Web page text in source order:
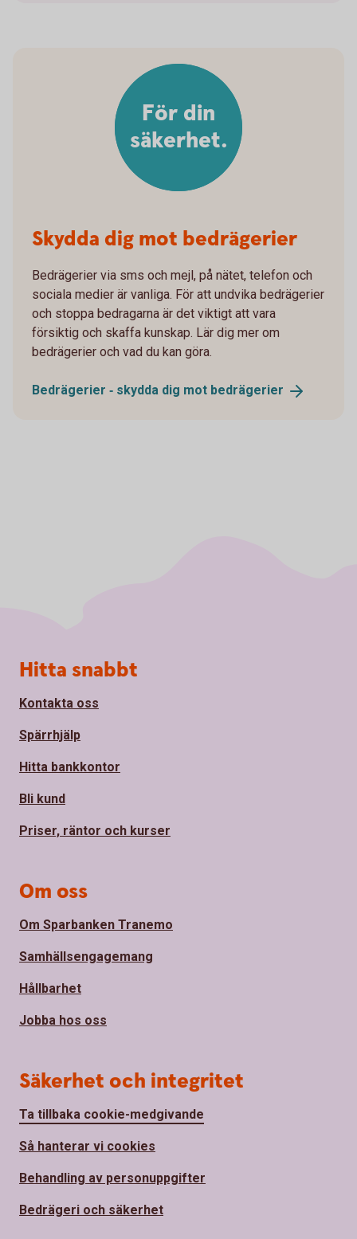
För din
säkerhet.
Skydda dig mot bedrägerier
Bedrägerier via sms och mejl, på nätet, telefon och
sociala medier är vanliga. För att undvika bedrägerier
och stoppa bedragarna är det viktigt att vara
försiktig och skaffa kunskap. Lär dig mer om
bedrägerier och vad du kan göra.
Bedrägerier ‐ skydda dig mot bedrägerier
Sidfot
Hitta snabbt
Kontakta oss
Spärrhjälp
Hitta bankkontor
Bli kund
Priser, räntor och kurser
Om oss
Om Sparbanken Tranemo
Samhällsengagemang
Hållbarhet
Jobba hos oss
Säkerhet och integritet
Ta tillbaka cookie-medgivande
Så hanterar vi cookies
Behandling av personuppgifter
Bedrägeri och säkerhet